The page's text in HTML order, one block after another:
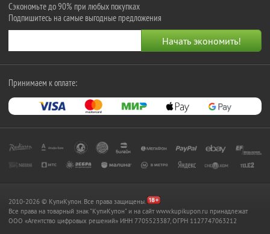
Сэкономьте до 90% при любых покупках
Подпишитесь на самые выгодные предложения
Принимаем к оплате:
2010-2026 © КупиКупон. Все права защищены.
Все права на товарный знак "КупиКупон" и на сайт www.kupikupon.ru принадлежат
OOO «Агентство цифровых решений» ИНН 7705523387, ОГРН 1127747063212